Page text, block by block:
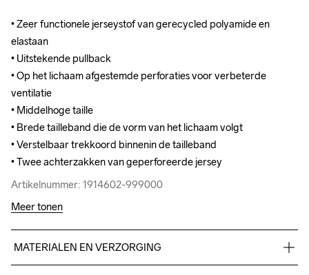
• Zeer functionele jerseystof van gerecycled polyamide en
elastaan
• Uitstekende pullback
• Op het lichaam afgestemde perforaties voor verbeterde
ventilatie
• Middelhoge taille
• Brede tailleband die de vorm van het lichaam volgt
• Verstelbaar trekkoord binnenin de tailleband
• Twee achterzakken van geperforeerde jersey
Artikelnummer: 1914602-999000
• Zeer functionele jerseystof van gerecycled polyamide en
elastaan
• Uitstekende pullback
• Op het lichaam afgestemde perforaties voor verbeterde
ventilatie
• Middelhoge taille
• Brede tailleband die de vorm van het lichaam volgt
• Verstelbaar trekkoord binnenin de tailleband
• Twee achterzakken van geperforeerde jersey
Artikelnummer: 1914602-999000
Meer tonen
MATERIALEN EN VERZORGING